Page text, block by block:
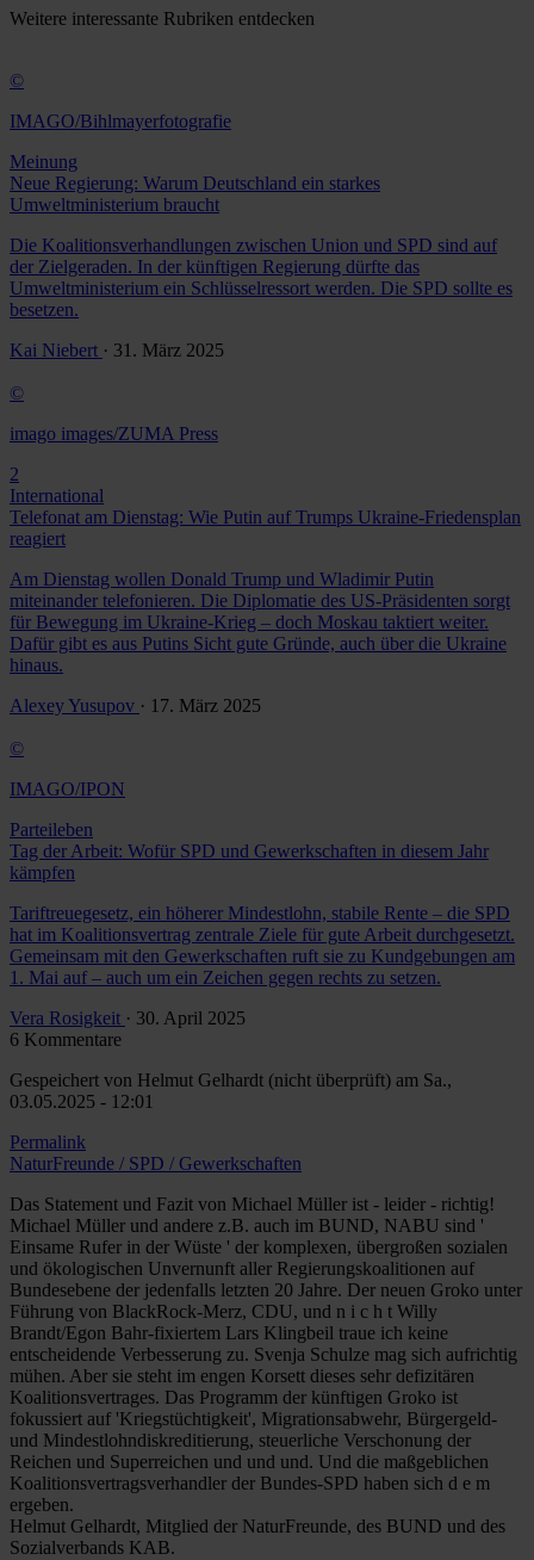
Weitere interessante Rubriken entdecken
©
IMAGO/Bihlmayerfotografie
Meinung
Neue Regierung: Warum Deutschland ein starkes
Umweltministerium braucht
Die Koalitionsverhandlungen zwischen Union und SPD sind auf
der Zielgeraden. In der künftigen Regierung dürfte das
Umweltministerium ein Schlüsselressort werden. Die SPD sollte es
besetzen.
Kai Niebert · 31. März 2025
©
imago images/ZUMA Press
2
International
Telefonat am Dienstag: Wie Putin auf Trumps Ukraine-Friedensplan
reagiert
Am Dienstag wollen Donald Trump und Wladimir Putin
miteinander telefonieren. Die Diplomatie des US-Präsidenten sorgt
für Bewegung im Ukraine-Krieg – doch Moskau taktiert weiter.
Dafür gibt es aus Putins Sicht gute Gründe, auch über die Ukraine
hinaus.
Alexey Yusupov · 17. März 2025
©
IMAGO/IPON
Parteileben
Tag der Arbeit: Wofür SPD und Gewerkschaften in diesem Jahr
kämpfen
Tariftreuegesetz, ein höherer Mindestlohn, stabile Rente – die SPD
hat im Koalitionsvertrag zentrale Ziele für gute Arbeit durchgesetzt.
Gemeinsam mit den Gewerkschaften ruft sie zu Kundgebungen am
1. Mai auf – auch um ein Zeichen gegen rechts zu setzen.
Vera Rosigkeit · 30. April 2025
6 Kommentare
Gespeichert von Helmut Gelhardt (nicht überprüft) am Sa.,
03.05.2025 - 12:01
Permalink
NaturFreunde / SPD / Gewerkschaften
Das Statement und Fazit von Michael Müller ist - leider - richtig!
Michael Müller und andere z.B. auch im BUND, NABU sind '
Einsame Rufer in der Wüste ' der komplexen, übergroßen sozialen
und ökologischen Unvernunft aller Regierungskoalitionen auf
Bundesebene der jedenfalls letzten 20 Jahre. Der neuen Groko unter
Führung von BlackRock-Merz, CDU, und n i c h t Willy
Brandt/Egon Bahr-fixiertem Lars Klingbeil traue ich keine
entscheidende Verbesserung zu. Svenja Schulze mag sich aufrichtig
mühen. Aber sie steht im engen Korsett dieses sehr defizitären
Koalitionsvertrages. Das Programm der künftigen Groko ist
fokussiert auf 'Kriegstüchtigkeit', Migrationsabwehr, Bürgergeld-
und Mindestlohndiskreditierung, steuerliche Verschonung der
Reichen und Superreichen und und und. Und die maßgeblichen
Koalitionsvertragsverhandler der Bundes-SPD haben sich d e m
ergeben.
Helmut Gelhardt, Mitglied der NaturFreunde, des BUND und des
Sozialverbands KAB.